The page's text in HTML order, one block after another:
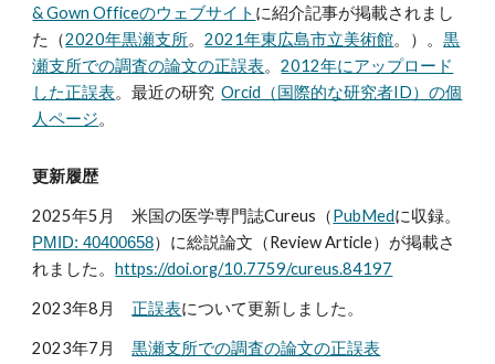
& Gown Officeのウェブサイト に紹介記事が掲載されまし
た（2020年黒瀬支所。2021年東広島市立美術館。）。黒
瀬支所での調査の論文の正誤表。2012年にアップロード
した正誤表。最近の研究Orcid（国際的な研究者ID）の個
人ページ。
更新履歴
2025年5 月米国の医学専門誌Cureus（PubMedに収録。
PMID: 40400658）に総説論文（Review Article）が掲載さ
れま した 。https://doi.org/10.7759/cureus.84197
2023年8 月 正誤表について更新しました。
2023年7 月黒瀬支所での調査の論文の正誤表